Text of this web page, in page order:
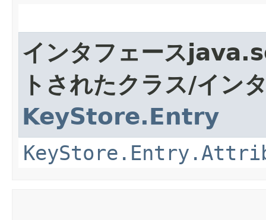
インタフェース
トされたクラス/イン
KeyStore.Entry